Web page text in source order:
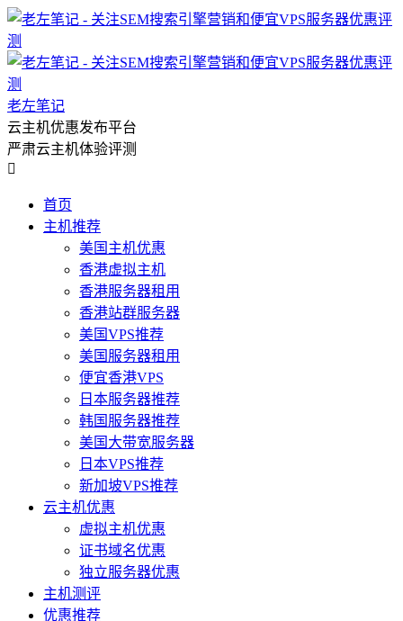
老左笔记
云主机优惠发布平台
严肃云主机体验评测

首页
主机推荐
美国主机优惠
香港虚拟主机
香港服务器租用
香港站群服务器
美国VPS推荐
美国服务器租用
便宜香港VPS
日本服务器推荐
韩国服务器推荐
美国大带宽服务器
日本VPS推荐
新加坡VPS推荐
云主机优惠
虚拟主机优惠
证书域名优惠
独立服务器优惠
主机测评
优惠推荐